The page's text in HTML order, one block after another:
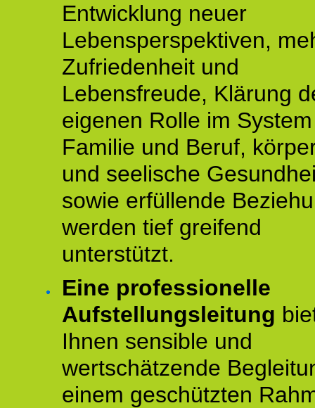
Entwicklung neuer
Lebensperspektiven,
Zufriedenheit und
Lebensfreude, Klärung
eigenen Rolle im
Familie und Beruf,
und seelische
sowie erfüllende
werden tief greifend
unterstützt.
Eine professionelle
Aufstellungsleitung
Ihnen sensible und
wertschätzende
einem geschützten